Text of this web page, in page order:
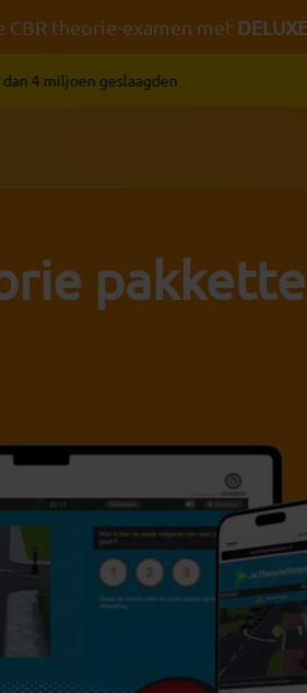
CBR theorie-examen metDELUXE
4 miljoen geslaagden